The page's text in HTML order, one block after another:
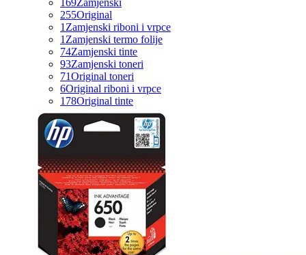
169Zamjenski
255Original
1 Zamjenski riboni i vrpce
1 Zamjenski termo folije
74Zamjenski tinte
93Zamjenski toneri
71Original toneri
6Original riboni i vrpce
178Original tinte